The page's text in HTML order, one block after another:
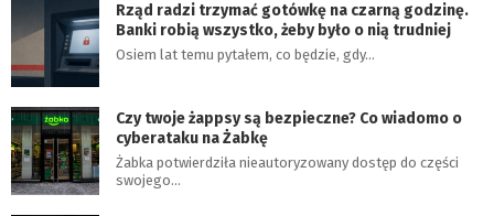
Rząd radzi trzymać gotówkę na czarną godzinę.
Banki robią wszystko, żeby było o nią trudniej
Osiem lat temu pytałem, co będzie, gdy…
Czy twoje żappsy są bezpieczne? Co wiadomo o
cyberataku na Żabkę
Żabka potwierdziła nieautoryzowany dostęp do części
swojego…